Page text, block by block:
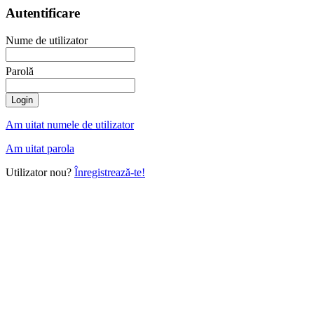
Autentificare
Nume de utilizator
Parolă
Am uitat numele de utilizator
Am uitat parola
Utilizator nou? Înregistrează-te!